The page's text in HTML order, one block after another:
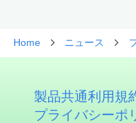
Home ニュース
製品共通利用規
プライバシーポ